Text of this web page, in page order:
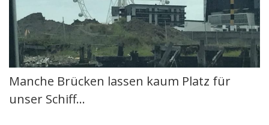
Manche Brücken lassen kaum Platz für
unser Schiff…